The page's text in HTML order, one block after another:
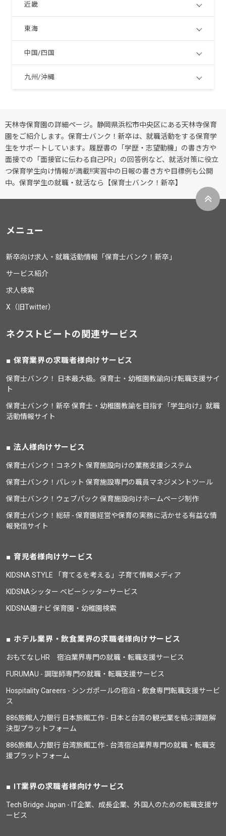
近畿
東海
中国/四国
九州/沖縄
天林寺保育園の詳細ページ。静岡県浜松市中央区にある天林寺保育
園をご紹介します。保育士バンク！新卒は、就職活動をする保育学
生をサポートしています。履歴書の「学歴・志望動機」の書き方や
面接での「面接官に伝わる自己PR」の回答例など、就活対策に役立
つ保育学生向け情報が満載!!実習中の日報の書き方や目標例も公開
中。保育学生の就職・就活なら【保育士バンク！新卒】
メニュー
新卒向け求人・就職活動情報「保育士バンク！新卒」
サービス紹介
求人検索
X（旧Twitter）
ネクストビートの関連サービス
保育業界の求職者様向けサービス
保育士バンク！ 日本最大級。保育士・幼稚園教諭向け転職支援サイ
ト
保育士バンク！新卒 保育士・幼稚園教諭を目指す「学生向け」就職
活動情報サイト
法人様向けサービス
保育士バンク！コネクト 保育施設向けの業務支援システム
保育士バンク！パレット 保育施設専門の職員マネジメントツール
保育士バンク！ウェブパック 保育施設向けホームページ制作
保育士バンク！総研 - 保育園経営や保育の実務に活かせる有益な情
報発信サイト
育児者様向けサービス
KIDSNA STYLE 「育てるを考える」子育て情報メディア
KIDSNAシッター ベビーシッターサービス
KIDSNA園ナビ 保育園・幼稚園検索
ホテル業界・飲食業界の求職者様向けサービス
おもてなしHR 宿泊業界専門の就職・転職支援サービス
FURUMAU - 調理師専門の就職・転職支援サービス
Hospitality Careers - シンガポールの宿泊・飲食専門転職支援サービ
ス
886旅館人力銀行 日本旅館工作 - 日本と台湾の観光業を結ぶ課題解
決型プラットフォーム
886旅館人力銀行 台湾旅館工作 - 台湾宿泊業界専門の就職・転職支
援プラットフォーム
IT業界の求職者様向けサービス
Tech Bridge Japan - IT企業、成長企業、外国人のための転職支援サ
ービス